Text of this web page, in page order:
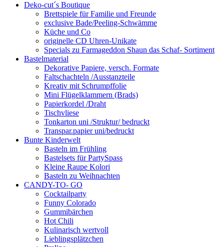
Deko-cut´s Boutique
Brettspiele für Familie und Freunde
exclusive Bade/Peeling-Schwämme
Küche und Co
originelle CD Uhren-Unikate
Specials zu Farmageddon Shaun das Schaf- Sortiment
Bastelmaterial
Dekorative Papiere, versch. Formate
Faltschachteln /Ausstanzteile
Kreativ mit Schrumpffolie
Mini Flügelklammern (Brads)
Papierkordel /Draht
Tischvliese
Tonkarton uni /Struktur/ bedruckt
Transpar.papier uni/bedruckt
Bunte Kinderwelt
Basteln im Frühling
Bastelsets für PartySpass
Kleine Raupe Kolori
Basteln zu Weihnachten
CANDY-TO- GO
Cocktailparty
Funny Colorado
Gummibärchen
Hot Chili
Kulinarisch wertvoll
Lieblingsplätzchen